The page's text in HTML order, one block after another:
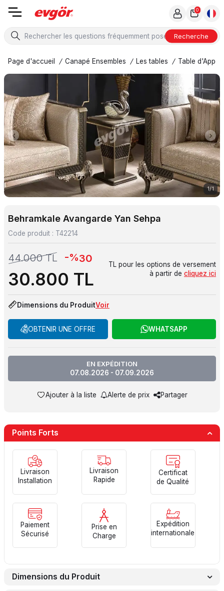
Recherche
0
Page d'accueil / Canapé Ensembles / Les tables / Table
1/1
Behramkale Avangarde Yan Sehpa
Code produit : T42214
44.000TL -%30
30.800 TL
TL pour les options de versement
à partir de cliquez ici
Dimensions du ProduitVoir
OBTENIR UNE OFFRE WHATSAPP
EN EXPÉDITION
07.08.2026 - 07.09.2026
Ajouter à la liste Alerte de prix Partager
Points Forts
Livraison
Installation
Livraison
Rapide
Certificat
de Qualité
Paiement
Sécurisé
Prise en
Charge
Expédition
internationale
Dimensions du Produit